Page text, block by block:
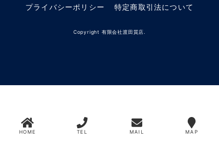
プライバシーポリシー 特定商取引法について
Copyright 有限会社渡田質店.
HOME TEL MAIL MAP